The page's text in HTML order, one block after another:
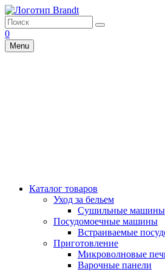
0
Menu
Каталог товаров
Уход за бельем
Сушильные машины
Посудомоечные машины
Встраиваемые
Приготовление
Микроволновые
Варочные панели